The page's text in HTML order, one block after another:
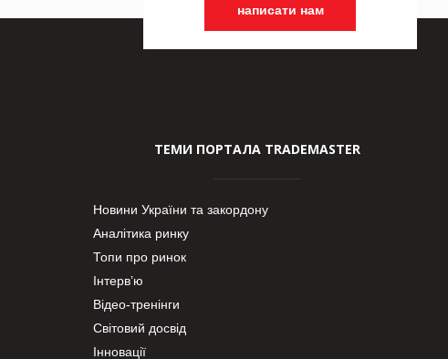
написати нам
ТЕМИ ПОРТАЛА TRADEMASTER
Новини України та закордону
Аналітика ринку
Топи про ринок
Інтерв’ю
Відео-тренінги
Світовий досвід
Інновації